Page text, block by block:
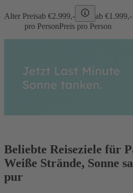
Alter Preisab €2.999,- ab €1.999,-
pro PersonPreis pro Person
Beliebte Reiseziele für
Weiße Strände, Sonne
pur